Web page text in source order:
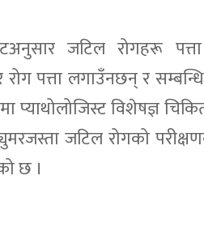
जटिल रोगहरू
रोग पत्ता लगाउँनछन् र
प्याथोलोजिस्ट विशेषज्ञ
जटिल रोगको
छ ।